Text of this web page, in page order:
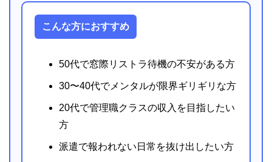
こんな方におすすめ
50代で窓際リストラ待機の不安がある方
30〜40代でメンタルが限界ギリギリな方
20代で管理職クラスの収入を目指したい
方
派遣で報われない日常を抜け出したい方